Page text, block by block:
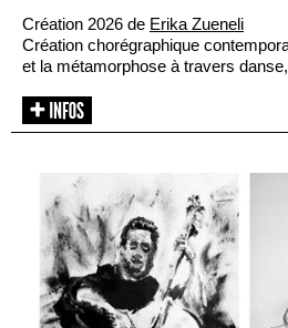
Création 2026 de Erika Zueneli
Création chorégraphique
et la métamorphose à travers